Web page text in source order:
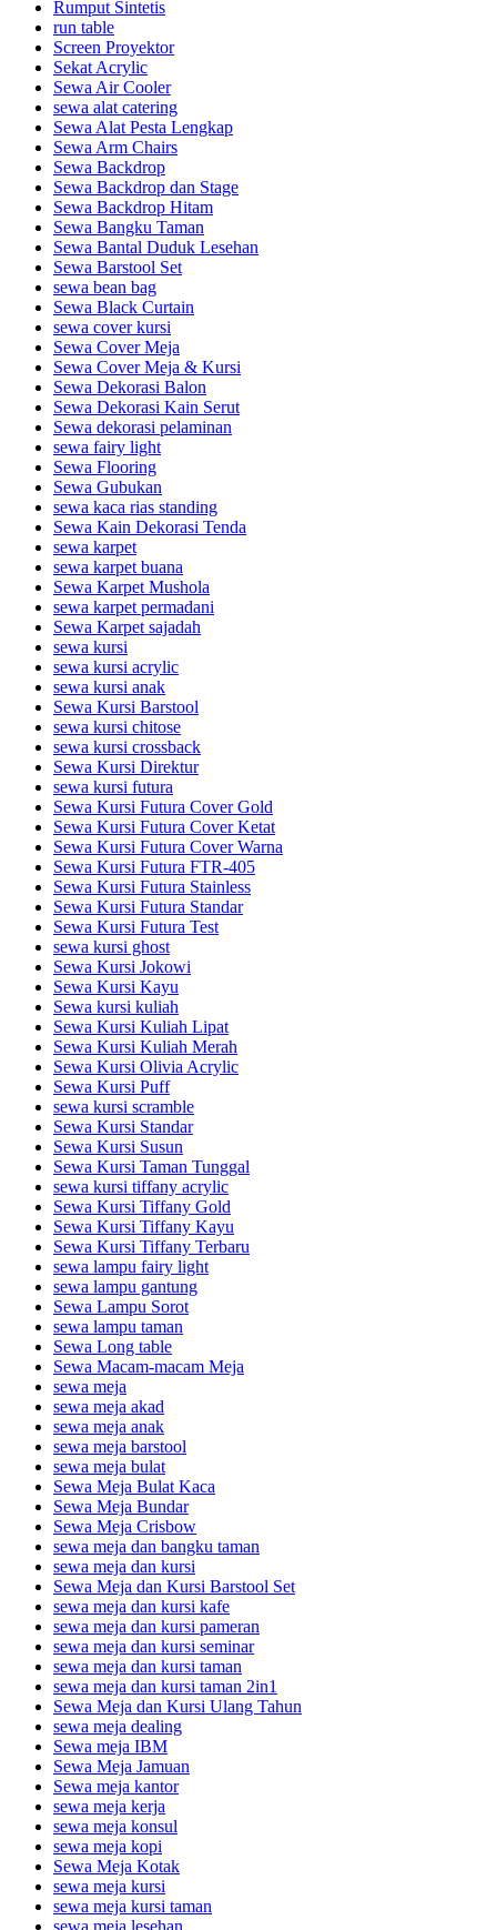
Rumput Sintetis
run table
Screen Proyektor
Sekat Acrylic
Sewa Air Cooler
sewa alat catering
Sewa Alat Pesta Lengkap
Sewa Arm Chairs
Sewa Backdrop
Sewa Backdrop dan Stage
Sewa Backdrop Hitam
Sewa Bangku Taman
Sewa Bantal Duduk Lesehan
Sewa Barstool Set
sewa bean bag
Sewa Black Curtain
sewa cover kursi
Sewa Cover Meja
Sewa Cover Meja & Kursi
Sewa Dekorasi Balon
Sewa Dekorasi Kain Serut
Sewa dekorasi pelaminan
sewa fairy light
Sewa Flooring
Sewa Gubukan
sewa kaca rias standing
Sewa Kain Dekorasi Tenda
sewa karpet
sewa karpet buana
Sewa Karpet Mushola
sewa karpet permadani
Sewa Karpet sajadah
sewa kursi
sewa kursi acrylic
sewa kursi anak
Sewa Kursi Barstool
sewa kursi chitose
sewa kursi crossback
Sewa Kursi Direktur
sewa kursi futura
Sewa Kursi Futura Cover Gold
Sewa Kursi Futura Cover Ketat
Sewa Kursi Futura Cover Warna
Sewa Kursi Futura FTR-405
Sewa Kursi Futura Stainless
Sewa Kursi Futura Standar
Sewa Kursi Futura Test
sewa kursi ghost
Sewa Kursi Jokowi
Sewa Kursi Kayu
Sewa kursi kuliah
Sewa Kursi Kuliah Lipat
Sewa Kursi Kuliah Merah
Sewa Kursi Olivia Acrylic
Sewa Kursi Puff
sewa kursi scramble
Sewa Kursi Standar
Sewa Kursi Susun
Sewa Kursi Taman Tunggal
sewa kursi tiffany acrylic
Sewa Kursi Tiffany Gold
Sewa Kursi Tiffany Kayu
Sewa Kursi Tiffany Terbaru
sewa lampu fairy light
sewa lampu gantung
Sewa Lampu Sorot
sewa lampu taman
Sewa Long table
Sewa Macam-macam Meja
sewa meja
sewa meja akad
sewa meja anak
sewa meja barstool
sewa meja bulat
Sewa Meja Bulat Kaca
Sewa Meja Bundar
Sewa Meja Crisbow
sewa meja dan bangku taman
sewa meja dan kursi
Sewa Meja dan Kursi Barstool Set
sewa meja dan kursi kafe
sewa meja dan kursi pameran
sewa meja dan kursi seminar
sewa meja dan kursi taman
sewa meja dan kursi taman 2in1
Sewa Meja dan Kursi Ulang Tahun
sewa meja dealing
Sewa meja IBM
Sewa Meja Jamuan
Sewa meja kantor
sewa meja kerja
sewa meja konsul
sewa meja kopi
Sewa Meja Kotak
sewa meja kursi
sewa meja kursi taman
sewa meja lesehan